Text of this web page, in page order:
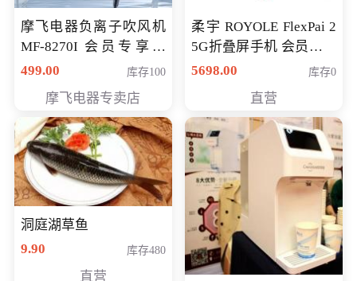
摩飞电器负离子吹风机
MF-8270I 会员专享价
369元
499.00 库存100
摩飞电器专卖店
柔宇 ROYOLE FlexPai 2
5G折叠屏手机 会员专享
购买价格 4998元
5698.00 库存0
直营
洞庭湖草鱼
9.90
库存480
直营